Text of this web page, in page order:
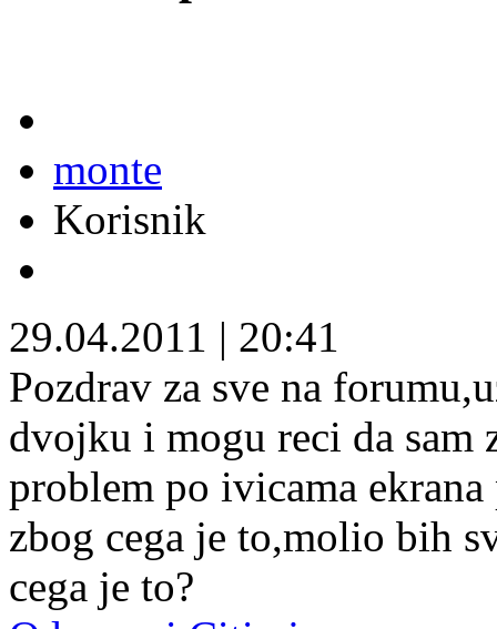
monte
Korisnik
29.04.2011 | 20:41
Pozdrav za sve na
dvojku i mogu reci da sam
problem po ivicama
zbog cega je to,molio bih
cega je to?